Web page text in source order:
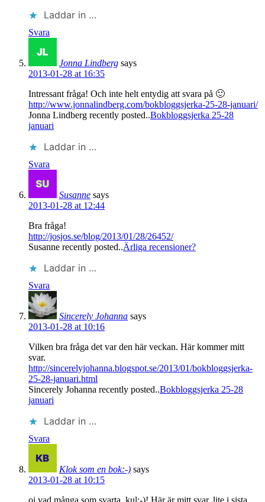
Laddar in …
Svara
Jonna Lindberg says
2013-01-28 at 16:35
Intressant fråga! Och inte helt entydig att svara på 🙂
http://www.jonnalindberg.com/bokbloggsjerka-25-28-januari/
Jonna Lindberg recently posted..Bokbloggsjerka 25-28
januari
Laddar in …
Svara
Susanne says
2013-01-28 at 12:44
Bra fråga!
http://josjos.se/blog/2013/01/28/26452/
Susanne recently posted..Ärliga recensioner?
Laddar in …
Svara
Sincerely Johanna says
2013-01-28 at 10:16
Vilken bra fråga det var den här veckan. Här kommer mitt
svar.
http://sincerelyjohanna.blogspot.se/2013/01/bokbloggsjerka-
25-28-januari.html
Sincerely Johanna recently posted..Bokbloggsjerka 25-28
januari
Laddar in …
Svara
Klok som en bok:-) says
2013-01-28 at 10:15